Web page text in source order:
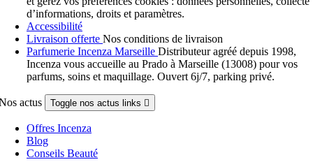
d’informations, droits et paramètres.
Accessibilité
Livraison offerte Nos conditions de livraison
Parfumerie Incenza Marseille Distributeur agréé depuis 1998,
Incenza vous accueille au Prado à Marseille (13008) pour vos
parfums, soins et maquillage. Ouvert 6j/7, parking privé.
actus Toggle nos actus links 
Offres Incenza
Blog
Conseils Beauté